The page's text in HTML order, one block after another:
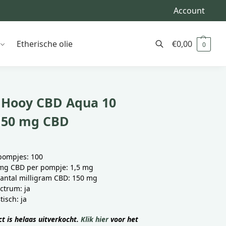
Account
Etherische olie €0,00 0
CBD Aqua 10
mg CBD
100
CBD per pompje: 1,5 mg
milligram CBD: 150 mg
ja
ja
is helaas uitverkocht.Klik hiervoor het